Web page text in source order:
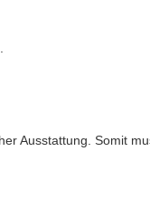
Ausstattung. Somit